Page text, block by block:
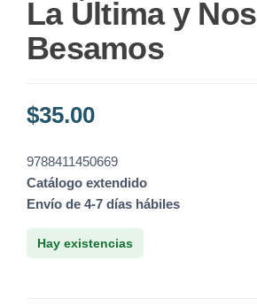
La Última y Nos
Besamos
$35.00
9788411450669
Catálogo extendido
Envío de 4-7 días hábiles
Hay existencias